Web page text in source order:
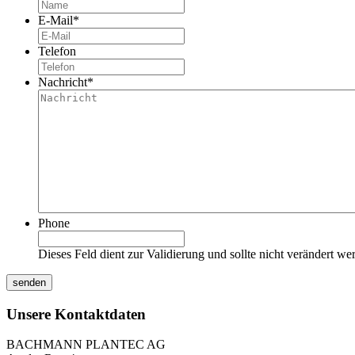
E-Mail*
Telefon
Nachricht*
Phone
Dieses Feld dient zur Validierung und sollte nicht verändert
Unsere Kontaktdaten
BACHMANN PLANTEC AG